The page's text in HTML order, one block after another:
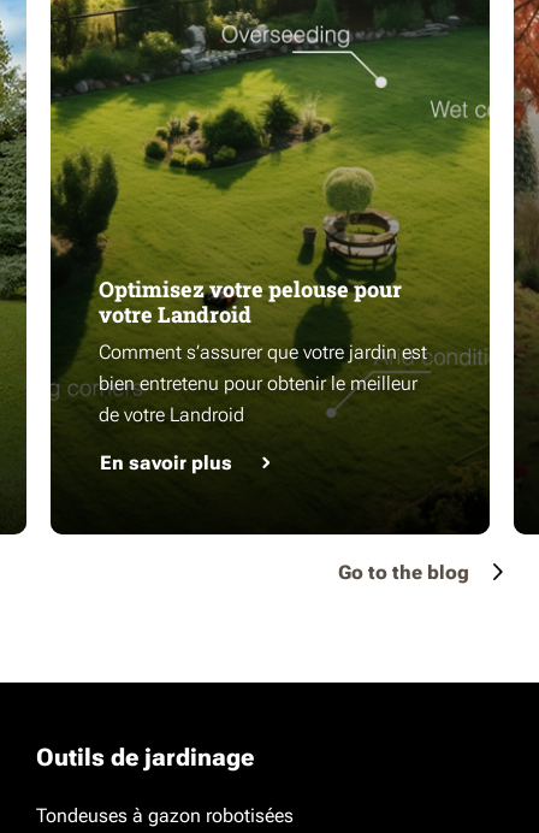
Optimisez votre pelouse pour
votre Landroid
Comment s’assurer que votre jardin est
bien entretenu pour obtenir le meilleur
de votre Landroid
En savoir plus
Go to the blog
Outils de jardinage
Tondeuses à gazon robotisées